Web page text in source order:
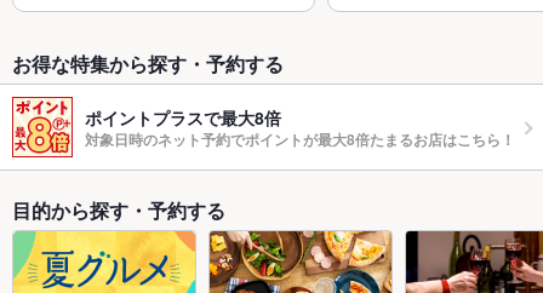
お得な特集から探す・予約する
ポイントプラスで最大8倍
対象日時のネット予約でポイントが最大8倍たまるお店はこちら！
目的から探す・予約する